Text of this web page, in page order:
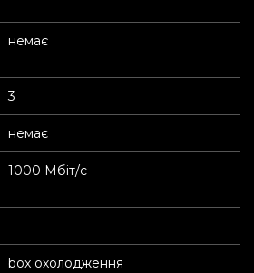
немає
3
немає
1000 Мбіт/с
box охолодження